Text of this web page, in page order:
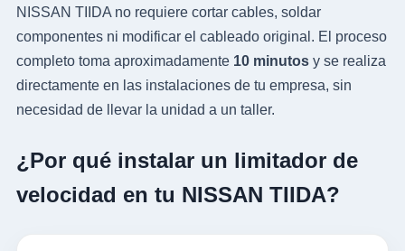
NISSAN TIIDA no requiere cortar cables, soldar
componentes ni modificar el cableado original. El proceso
completo toma aproximadamente 10 minutosy se realiza
directamente en las instalaciones de tu empresa, sin
necesidad de llevar la unidad a un taller.
¿Por qué instalar un limitador de
velocidad en tu NISSAN TIIDA?